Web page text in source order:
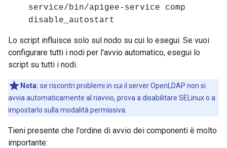
service/bin/apigee-service comp
disable_autostart
Lo script influisce solo sul nodo su cui lo esegui. Se vuoi
configurare tutti i nodi per l'avvio automatico, esegui lo
script su tutti i nodi.
Nota: se riscontri problemi in cui il server OpenLDAP non si
avvia automaticamente al riavvio, prova a disabilitare SELinux o a
impostarlo sulla modalità permissiva.
Tieni presente che l'ordine di avvio dei componenti è molto
importante: